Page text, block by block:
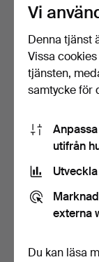
TIMO
LJUSSTAKAR,
STYCKEN, "…
Vi
Denna tjänst
Vissa
tjänsten,
samtycke för
utifrån
externa
Du kan läsa